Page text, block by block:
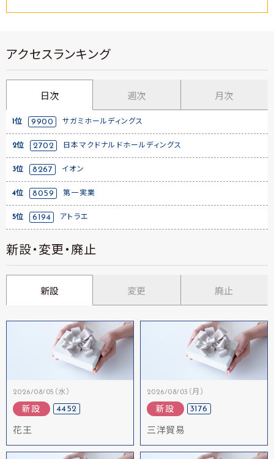
アクセスランキング
日次 週次 月次
1位 9900 サガミホールディングス
2位 2702 日本マクドナルドホールディングス
3位 8267 イオン
4位 8059 第一実業
5位 6194 アトラエ
新設・変更・廃止
新設 変更 廃止
2026/08/05（水）
新設 4452
花王
2026/08/03（月）
新設 3176
三洋貿易